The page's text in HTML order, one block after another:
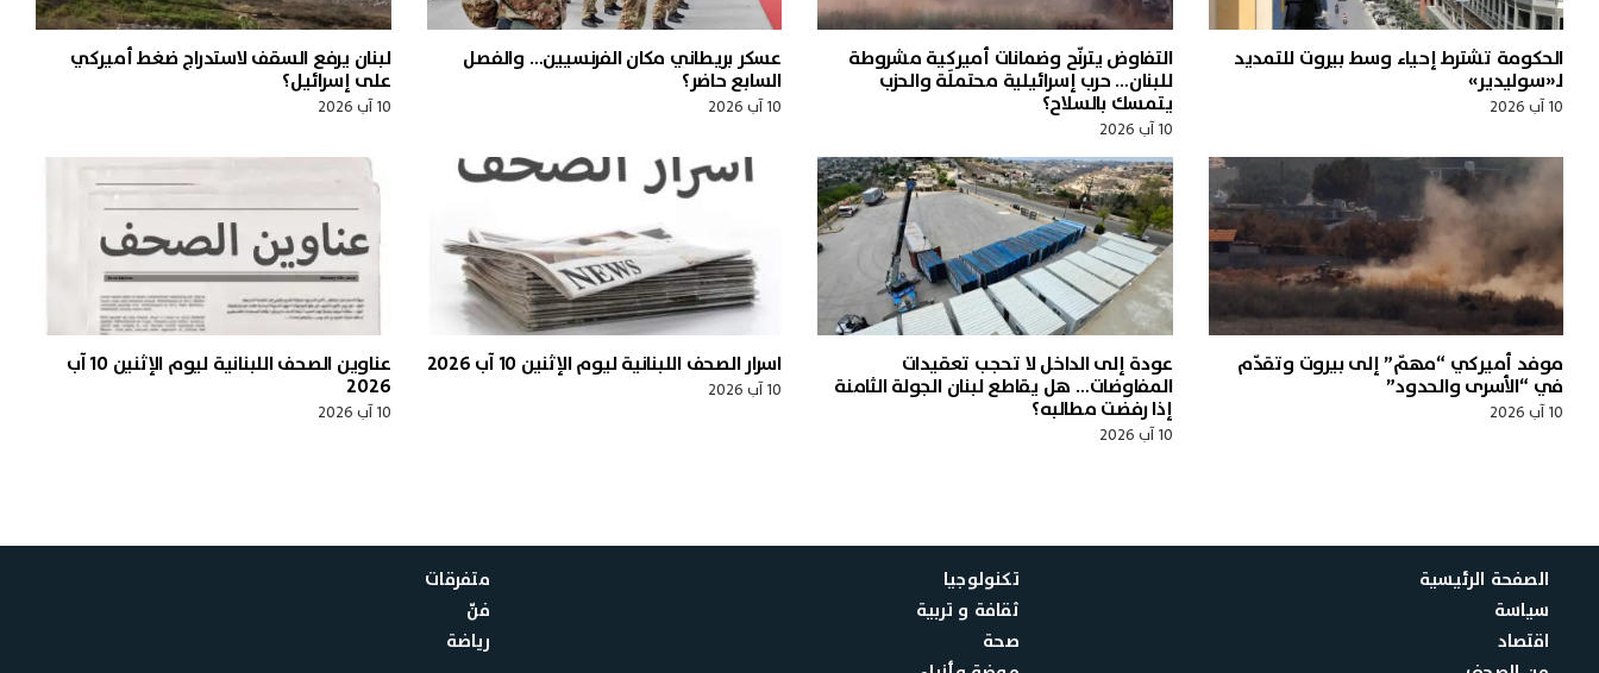
الحكومة تشترط إحياء وسط بيروت للتمديد
لـ«سوليدير»
10 آب 2026
التفاوض يترنّح وضمانات أميركية مشروطة
للبنان… حرب إسرائيلية محتملَة والحزب
يتمسك بالسلاح؟
10 آب 2026
عسكر بريطاني مكان الفرنسيين… والفصل
السابع حاضر؟
10 آب 2026
لبنان يرفع السقف لاستدراج ضغط أميركي
على إسرائيل؟
10 آب 2026
موفد أميركي “مهمّ” إلى بيروت وتقدّم
في “الأسرى والحدود”
10 آب 2026
عودة إلى الداخل لا تحجب تعقيدات
المفاوضات… هل يقاطع لبنان الجولة الثامنة
إذا رفضت مطالبه؟
10 آب 2026
اسرار الصحف اللبنانية ليوم الإثنين 10 آب 2026
10 آب 2026
عناوين الصحف اللبنانية ليوم الإثنين 10 آب
2026
10 آب 2026
الصفحة الرئيسية
سياسة
اقتصاد
تكنولوجيا
ثقافة و تربية
صحة
متفرقات
فنّ
رياضة